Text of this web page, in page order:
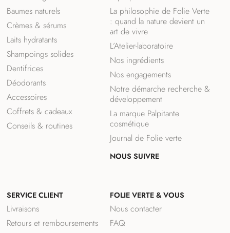
Baumes naturels
Crèmes & sérums
Laits hydratants
Shampoings solides
Dentifrices
Déodorants
Accessoires
Coffrets & cadeaux
Conseils & routines
La philosophie de Folie Verte
: quand la nature devient un
art de vivre
L’Atelier-laboratoire
Nos ingrédients
Nos engagements
Notre démarche recherche &
développement
La marque Palpitante
cosmétique
Journal de Folie verte
NOUS SUIVRE
c
e
o
s
SERVICE CLIENT
Livraisons
Retours et remboursements
FOLIE VERTE & VOUS
Nous contacter
FAQ